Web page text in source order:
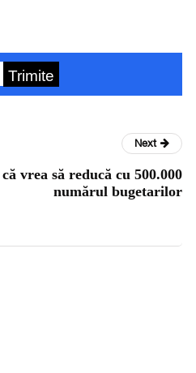
Trimite
Next
vrea să reducă cu 500.000
numărul bugetarilor